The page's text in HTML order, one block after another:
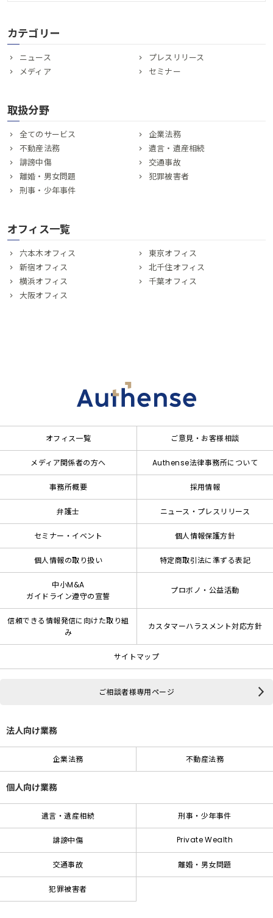
カテゴリー
ニュース
プレスリリース
メディア
セミナー
取扱分野
全てのサービス
企業法務
不動産法務
遺言・遺産相続
誹謗中傷
交通事故
離婚・男女問題
犯罪被害者
刑事・少年事件
オフィス一覧
六本木オフィス
東京オフィス
新宿オフィス
北千住オフィス
横浜オフィス
千葉オフィス
大阪オフィス
オフィス一覧 ご意見・お客様相談
メディア関係者の方へ Authense法律事務所について
事務所概要 採用情報
弁護士 ニュース・プレスリリース
セミナー・イベント 個人情報保護方針
個人情報の取り扱い 特定商取引法に準ずる表記
中小M&A
ガイドライン遵守の宣誓
プロボノ・公益活動
信頼できる情報発信に向けた取り組
み
カスタマーハラスメント対応方針
サイトマップ
ご相談者様専用ページ
法人向け業務
企業法務 不動産法務
個人向け業務
遺言・遺産相続 刑事・少年事件
誹謗中傷 Private Wealth
交通事故 離婚・男女問題
犯罪被害者